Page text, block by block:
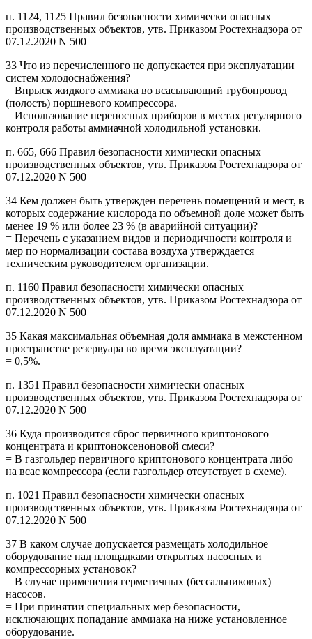
п. 1124, 1125 Правил безопасности химически опасных
производственных объектов, утв. Приказом Ростехнадзора от
07.12.2020 N 500
33 Что из перечисленного не допускается при эксплуатации
систем холодоснабжения?
= Впрыск жидкого аммиака во всасывающий трубопровод
(полость) поршневого компрессора.
= Использование переносных приборов в местах регулярного
контроля работы аммиачной холодильной установки.
п. 665, 666 Правил безопасности химически опасных
производственных объектов, утв. Приказом Ростехнадзора от
07.12.2020 N 500
34 Кем должен быть утвержден перечень помещений и мест, в
которых содержание кислорода по объемной доле может быть
менее 19 % или более 23 % (в аварийной ситуации)?
= Перечень с указанием видов и периодичности контроля и
мер по нормализации состава воздуха утверждается
техническим руководителем организации.
п. 1160 Правил безопасности химически опасных
производственных объектов, утв. Приказом Ростехнадзора от
07.12.2020 N 500
35 Какая максимальная объемная доля аммиака в межстенном
пространстве резервуара во время эксплуатации?
= 0,5%.
п. 1351 Правил безопасности химически опасных
производственных объектов, утв. Приказом Ростехнадзора от
07.12.2020 N 500
36 Куда производится сброс первичного криптонового
концентрата и криптоноксеноновой смеси?
= В газгольдер первичного криптонового концентрата либо
на всас компрессора (если газгольдер отсутствует в схеме).
п. 1021 Правил безопасности химически опасных
производственных объектов, утв. Приказом Ростехнадзора от
07.12.2020 N 500
37 В каком случае допускается размещать холодильное
оборудование над площадками открытых насосных и
компрессорных установок?
= В случае применения герметичных (бессальниковых)
насосов.
= При принятии специальных мер безопасности,
исключающих попадание аммиака на ниже установленное
оборудование.